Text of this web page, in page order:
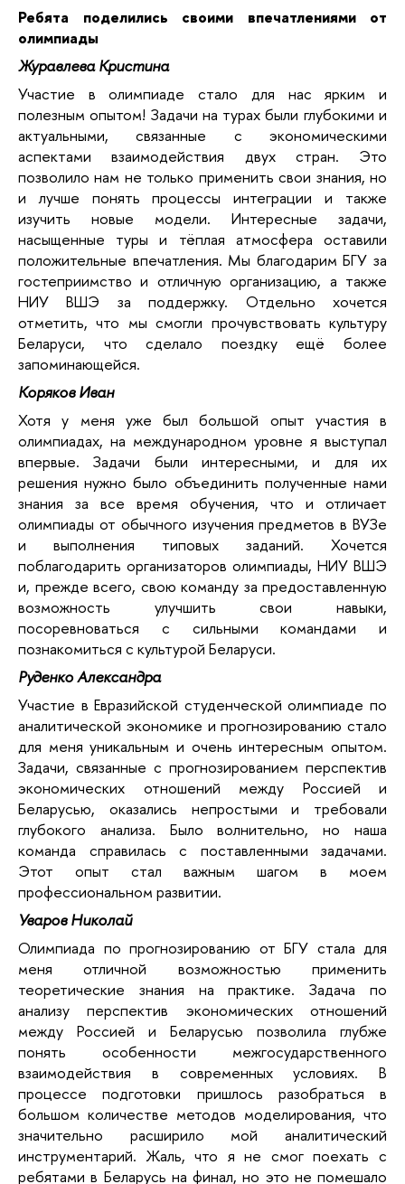
Ребята поделились своими впечатлениями от
олимпиады
Журавлева Кристина
Участие в олимпиаде стало для нас ярким и
полезным опытом! Задачи на турах были глубокими и
актуальными, связанные с экономическими
аспектами взаимодействия двух стран. Это
позволило нам не только применить свои знания, но
и лучше понять процессы интеграции и также
изучить новые модели. Интересные задачи,
насыщенные туры и тёплая атмосфера оставили
положительные впечатления. Мы благодарим БГУ за
гостеприимство и отличную организацию, а также
НИУ ВШЭ за поддержку. Отдельно хочется
отметить, что мы смогли прочувствовать культуру
Беларуси, что сделало поездку ещё более
запоминающейся.
Коряков Иван
Хотя у меня уже был большой опыт участия в
олимпиадах, на международном уровне я выступал
впервые. Задачи были интересными, и для их
решения нужно было объединить полученные нами
знания за все время обучения, что и отличает
олимпиады от обычного изучения предметов в ВУЗе
и выполнения типовых заданий. Хочется
поблагодарить организаторов олимпиады, НИУ ВШЭ
и, прежде всего, свою команду за предоставленную
возможность улучшить свои навыки,
посоревноваться с сильными командами и
познакомиться с культурой Беларуси.
Руденко Александра
Участие в Евразийской студенческой олимпиаде по
аналитической экономике и прогнозированию стало
для меня уникальным и очень интересным опытом.
Задачи, связанные с прогнозированием перспектив
экономических отношений между Россией и
Беларусью, оказались непростыми и требовали
глубокого анализа. Было волнительно, но наша
команда справилась с поставленными задачами.
Этот опыт стал важным шагом в моем
профессиональном развитии.
Уваров Николай
Олимпиада по прогнозированию от БГУ стала для
меня отличной возможностью применить
теоретические знания на практике. Задача по
анализу перспектив экономических отношений
между Россией и Беларусью позволила глубже
понять особенности межгосударственного
взаимодействия в современных условиях. В
процессе подготовки пришлось разобраться в
большом количестве методов моделирования, что
значительно расширило мой аналитический
инструментарий. Жаль, что я не смог поехать с
ребятами в Беларусь на финал, но это не помешало